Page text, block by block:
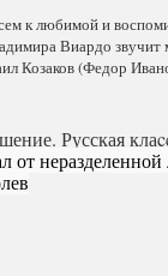
к любимой и
Виардо
Козаков (Федор
Русская
от